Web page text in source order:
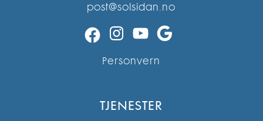
post@solsidan.no
Facebook
Instagram
YouTube
Personvern
TJENESTER